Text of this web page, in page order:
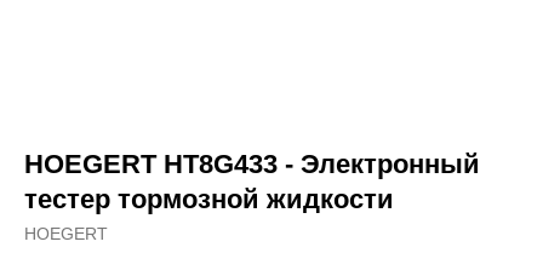
HOEGERT HT8G433 - Электронный
тестер тормозной жидкости
HOEGERT